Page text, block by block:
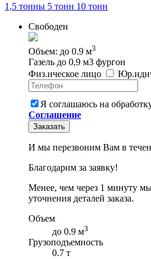
1,5 тонны 5 тонн 10 тонн
Свободен
Объем: до 0.9 м3
Газель до 0,9 м3 фургон
Физ.ическое лицо Юр.
Я соглашаюсь на
Соглашение
Заказать
И мы перезвоним Вам в
Благодарим за заявку!
Менее, чем через 1 минуту
уточнения деталей заказа.
Объем
до 0.9 м3
Грузоподъемность
0.7 т